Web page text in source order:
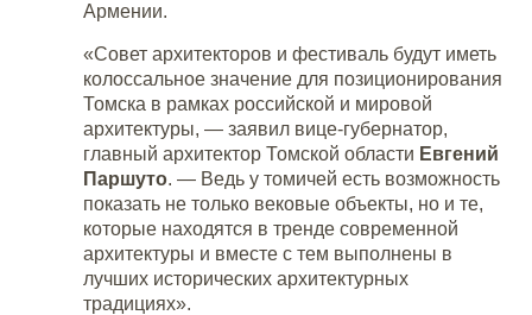
Армении.
«Совет архитекторов и фестиваль будут иметь
колоссальное значение для позиционирования
Томска в рамках российской и мировой
архитектуры, — заявил вице-губернатор,
главный архитектор Томской области Евгений
Паршуто. — Ведь у томичей есть возможность
показать не только вековые объекты, но и те,
которые находятся в тренде современной
архитектуры и вместе с тем выполнены в
лучших исторических архитектурных
традициях».